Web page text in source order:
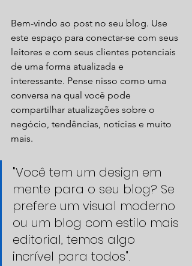
Bem-vindo ao post no seu blog. Use
este espaço para conectar-se com seus
leitores e com seus clientes potenciais
de uma forma atualizada e
interessante. Pense nisso como uma
conversa na qual você pode
compartilhar atualizações sobre o
negócio, tendências, notícias e muito
mais.
"Você tem um design em
mente para o seu blog? Se
prefere um visual moderno
ou um blog com estilo mais
editorial, temos algo
incrível para todos".